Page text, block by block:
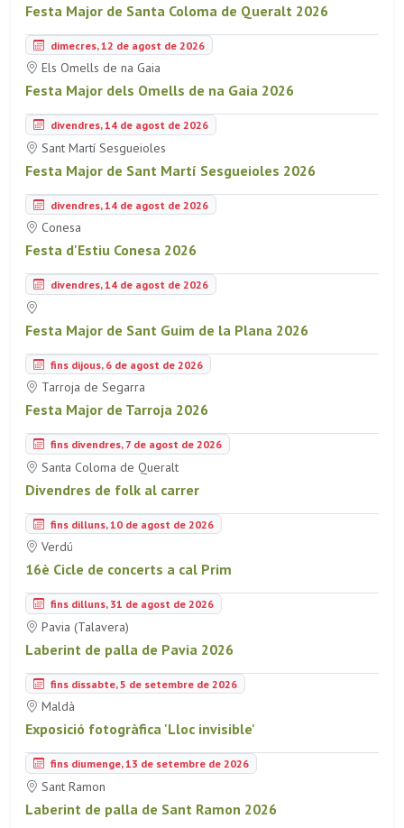
Festa Major de Santa Coloma de Queralt 2026
dimecres, 12 de agost de 2026
Els Omells de na Gaia
Festa Major dels Omells de na Gaia 2026
divendres, 14 de agost de 2026
Sant Martí Sesgueioles
Festa Major de Sant Martí Sesgueioles 2026
divendres, 14 de agost de 2026
Conesa
Festa d'Estiu Conesa 2026
divendres, 14 de agost de 2026
Festa Major de Sant Guim de la Plana 2026
fins dijous, 6 de agost de 2026
Tarroja de Segarra
Festa Major de Tarroja 2026
fins divendres, 7 de agost de 2026
Santa Coloma de Queralt
Divendres de folk al carrer
fins dilluns, 10 de agost de 2026
Verdú
16è Cicle de concerts a cal Prim
fins dilluns, 31 de agost de 2026
Pavia (Talavera)
Laberint de palla de Pavia 2026
fins dissabte, 5 de setembre de 2026
Maldà
Exposició fotogràfica 'Lloc invisible'
fins diumenge, 13 de setembre de 2026
Sant Ramon
Laberint de palla de Sant Ramon 2026